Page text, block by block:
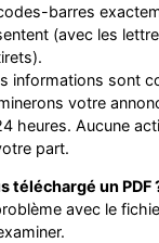
barres
(avec les
informations sont
votre
heures. Aucune
part.
téléchargé un PDF
avec le